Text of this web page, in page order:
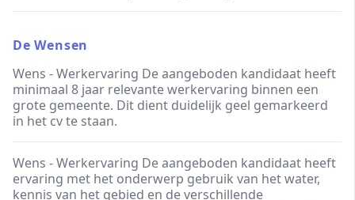
De Wensen
Wens - Werkervaring De aangeboden kandidaat heeft
minimaal 8 jaar relevante werkervaring binnen een
grote gemeente. Dit dient duidelijk geel gemarkeerd
in het cv te staan.
Wens - Werkervaring De aangeboden kandidaat heeft
ervaring met het onderwerp gebruik van het water,
kennis van het gebied en de verschillende